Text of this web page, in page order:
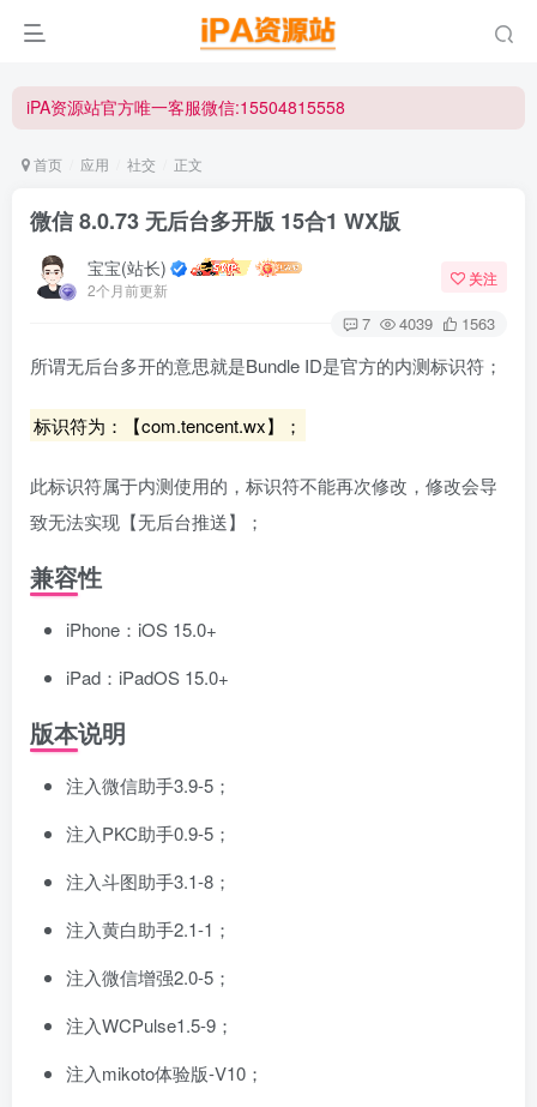
iPA资源站官方唯一客服微信:15504815558
iPA资源站官方唯一客服微信:15504815558
首页 应用 社交 正文
微信 8.0.73 无后台多开版 15合1 WX版
宝宝(站长)
2个月前更新
关注
7 4039 1563
所谓无后台多开的意思就是Bundle ID是官方的内测标识符；
标识符为：【com.tencent.wx】；
此标识符属于内测使用的，标识符不能再次修改，修改会导
致无法实现【无后台推送】；
兼容性
iPhone：iOS 15.0+
iPad：iPadOS 15.0+
版本说明
注入微信助手3.9-5；
注入PKC助手0.9-5；
注入斗图助手3.1-8；
注入黄白助手2.1-1；
注入微信增强2.0-5；
注入WCPulse1.5-9；
注入mikoto体验版-V10；